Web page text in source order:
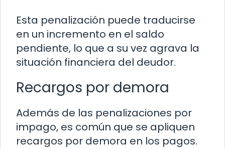
Esta penalización puede traducirse
en un incremento en el saldo
pendiente, lo que a su vez agrava la
situación financiera del deudor.
Recargos por demora
Además de las penalizaciones por
impago, es común que se apliquen
recargos por demora en los pagos.